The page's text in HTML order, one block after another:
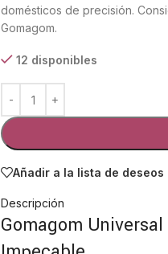
domésticos de precisión.
Gomagom.
12 disponibles
Añadir a la lista de deseos
Descripción
Gomagom